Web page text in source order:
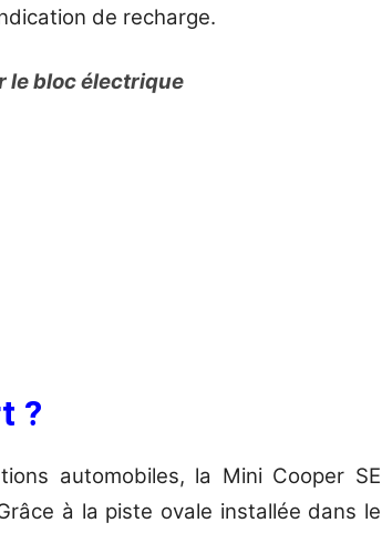
de recharge.
le bloc électrique
?
automobiles, la Mini Cooper SE
à la piste ovale installée dans le